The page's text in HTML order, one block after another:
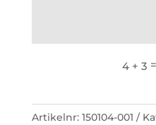
4 + 3 =
Artikelnr: 150104-001